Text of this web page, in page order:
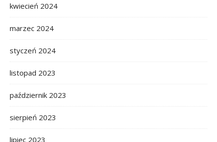
kwiecień 2024
marzec 2024
styczeń 2024
listopad 2023
październik 2023
sierpień 2023
lipiec 2023